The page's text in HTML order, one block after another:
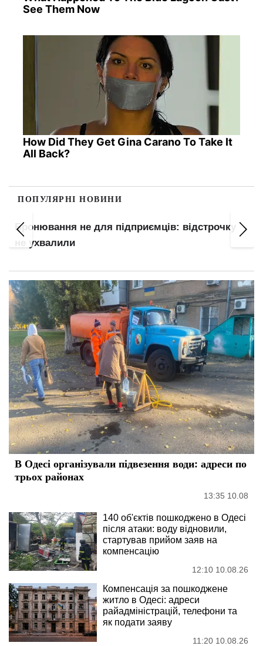
See Them Now
How Did They Get Gina Carano To Take It
All Back?
ПОПУЛЯРНІ НОВИНИ
Бронювання переглянуть: хто втратить
відстрочку
В Одесі організували підвезення води: адреси по
трьох районах
13:35 10.08
140 об'єктів пошкоджено в Одесі
після атаки: воду відновили,
стартував прийом заяв на
компенсацію
12:10 10.08.26
Компенсація за пошкоджене
житло в Одесі: адреси
райадміністрацій, телефони та
як подати заяву
11:20 10.08.26